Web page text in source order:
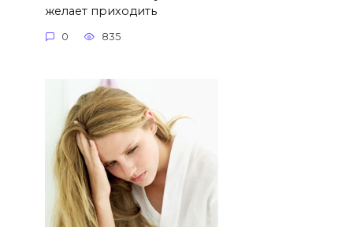
желает приходить
0 835